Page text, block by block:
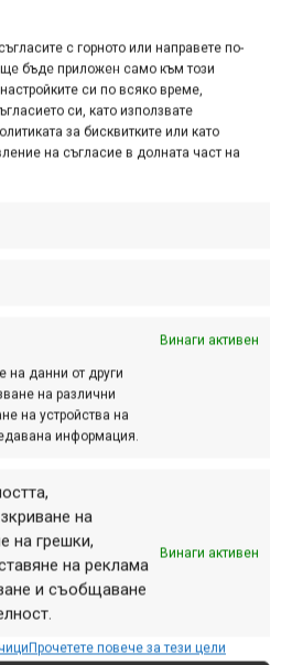
с горното или направете по-
бъде приложен само към този
си по всяко време,
си, като използвате
за бисквитките или като
на съгласие в долната част на
Винаги активен
на данни от други
на различни
на устройства на
информация.
на
на грешки,
на реклама
и съобщаване
Винаги активен
Прочетете повече за тези цели
продукт за смазване в
хлъзгав и устойчив на
между -50 ° C и + 250 ° C.
*, пластмасови * и
измръзване и залепване на
контакти от влага
опаковката и напръскайте на
на повърхността
preparat-na-silikonova-